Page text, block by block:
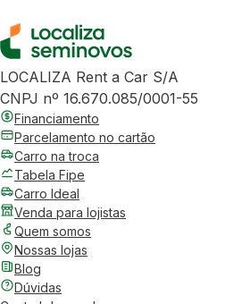
LOCALIZA Rent a Car S/A
CNPJ nº 16.670.085/0001-55
Financiamento
Parcelamento no cartão
Carro na troca
Tabela Fipe
Carro Ideal
Venda para lojistas
Quem somos
Nossas lojas
Blog
Dúvidas